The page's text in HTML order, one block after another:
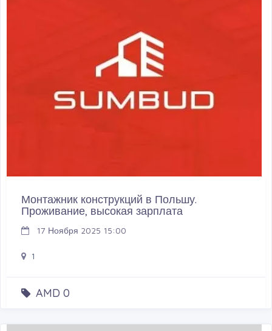
Монтажник конструкций в Польшу.
Проживание, высокая зарплата
17 Ноября 2025 15:00
1
AMD 0